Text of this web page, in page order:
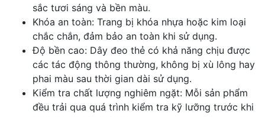
sắc tươi sáng và bền màu.
Khóa an toàn: Trang bị khóa nhựa hoặc kim loại
chắc chắn, đảm bảo an toàn khi sử dụng.
Độ bền cao: Dây đeo thẻ có khả năng chịu được
các tác động thông thường, không bị xù lông hay
phai màu sau thời gian dài sử dụng.
Kiểm tra chất lượng nghiêm ngặt: Mỗi sản phẩm
đều trải qua quá trình kiểm tra kỹ lưỡng trước khi